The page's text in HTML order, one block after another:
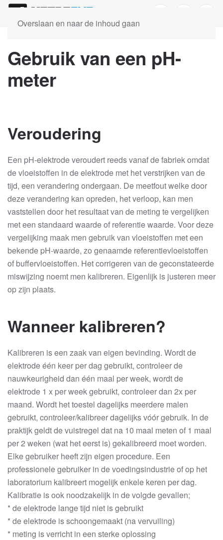
Overslaan en naar de inhoud gaan
Gebruik van een pH-
meter
Veroudering
Een pH-elektrode veroudert reeds vanaf de fabriek omdat
de vloeistoffen in de elektrode met het verstrijken van de
tijd, een verandering ondergaan. De meetfout welke door
deze verandering kan opreden, het verloop, kan men
vaststellen door het resultaat van de meting te vergelijken
met een standaard waarde of referentie waarde. Voor deze
vergelijking maak men gebruik van vloeistoffen met een
bekende pH-waarde, zo genaamde referentievloeistoffen
of buffervloeistoffen. Het corrigeren van de geconstateerde
miswijzing noemt men kalibreren. Eigenlijk is justeren meer
op zijn plaats.
Wanneer kalibreren?
Kalibreren is een zaak van eigen bevinding. Wordt de
elektrode één keer per dag gebruikt, controleer de
nauwkeurigheid dan één maal per week, wordt de
elektrode 1 x per week gebruikt, controleer dan 2x per
maand. Wordt het toestel dagelijks meerdere malen
gebruikt, controleer/kalibreer dagelijks vóór gebruik. In de
praktijk geldt de vuistregel dat na 10 maal meten of 1 maal
per 2 weken (wat het eerst is) gekalibreerd moet worden.
Elke gebruiker heeft zijn eigen procedure. Een
professionele gebruiker in de voedingsindustrie of op het
laboratorium kalibreert mogelijk enkele keren per dag.
Kalibratie is ook noodzakelijk in de volgde gevallen;
* de elektrode lange tijd niet is gebruikt
* de elektrode is schoongemaakt (na vervuiling)
* meting is verricht in een sterke oplossing